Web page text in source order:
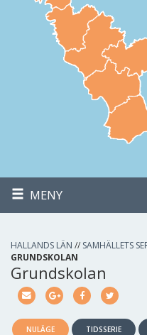
MENY
HALLANDS LÄN // SAMHÄLLETS
GRUNDSKOLAN
Grundskolan
NULÄGE TIDSSERIE